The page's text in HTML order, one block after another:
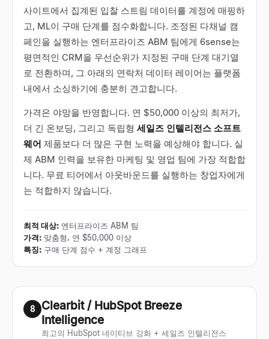
사이트에서 집계된 입찰 스트림 데이터를 계정에 매핑하
고, ML이 구매 단계를 점수화합니다. 조정된 다채널 캠
페인을 실행하는 엔터프라이즈 ABM 팀에게 6sense는
평면적인 CRM을 우선순위가 지정된 구매 단계 대기열
로 전환하며, 그 아래의 연락처 데이터 레이어는 플랫폼
내에서 소싱하기에 충분히 견고합니다.
가격은 야망을 반영합니다. 연 $50,000 이상의 최저가,
더 긴 온보딩, 그리고 독립형 세일즈 인텔리전스 소프트
웨어 제품보다 더 많은 구현 노력을 예상해야 합니다. 실
제 ABM 인력을 보유한 마케팅 및 영업 팀에 가장 적합합
니다. 무료 티어에서 아웃바운드를 실행하는 창업자에게
는 적합하지 않습니다.
최적 대상: 엔터프라이즈 ABM 팀
가격: 맞춤형, 연 $50,000 이상
특징: 구매 단계 점수 + 계정 그래프
8
Clearbit / HubSpot Breeze
Intelligence
최고의 HubSpot 네이티브 강화 + 세일즈 인텔리전스